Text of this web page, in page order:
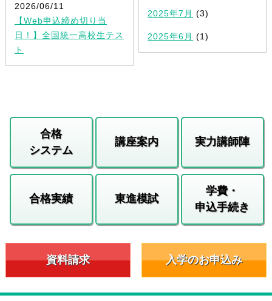
2026/06/11
【Web申込締め切り当
日！】全国統一高校生テス
ト
2025年7月 (3)
2025年6月 (1)
合格
システム
講座案内 実力講師陣
合格実績 東進模試
学費・
申込手続き
資料請求 入学のお申込み